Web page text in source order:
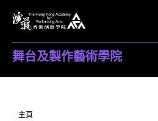
舞台及製作藝術學院
主頁